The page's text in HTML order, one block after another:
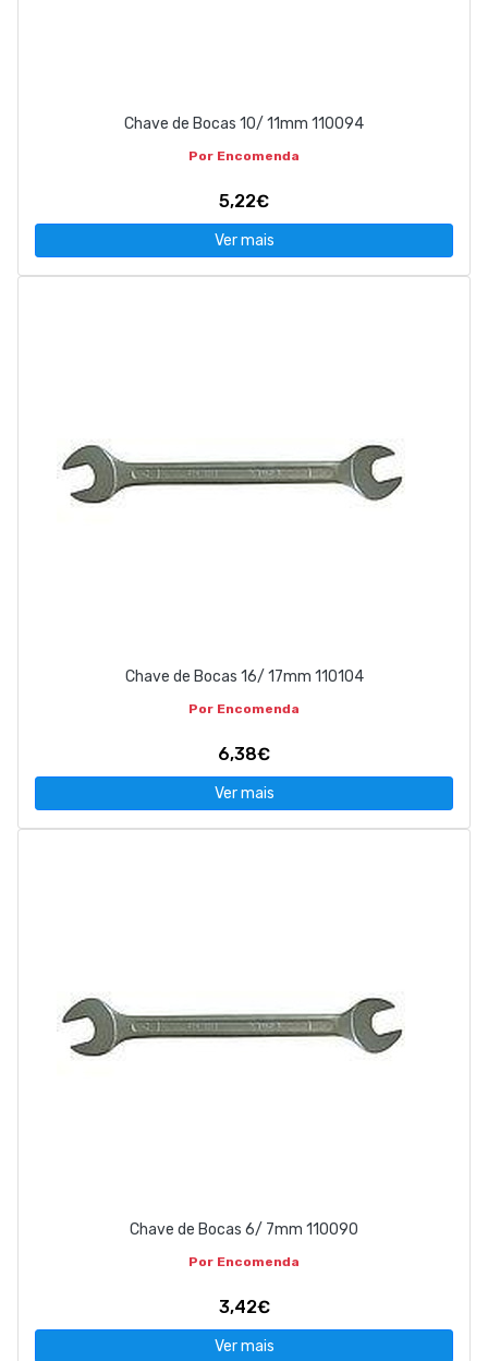
Chave de Bocas 10/ 11mm 110094
Por Encomenda
5,22€
Ver mais
Chave de Bocas 16/ 17mm 110104
Por Encomenda
6,38€
Ver mais
Chave de Bocas 6/ 7mm 110090
Por Encomenda
3,42€
Ver mais